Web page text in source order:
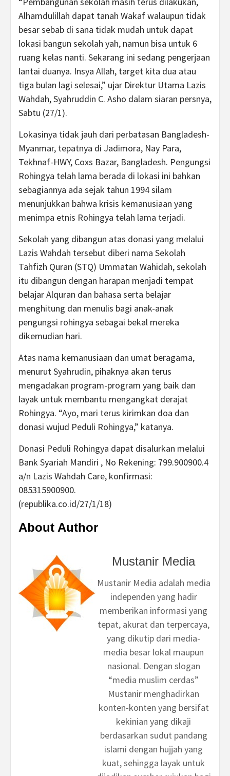
Alhamdulillah dapat tanah Wakaf walaupun tidak
besar sebab di sana tidak mudah untuk dapat
lokasi bangun sekolah yah, namun bisa untuk 6
ruang kelas nanti. Sekarang ini sedang pengerjaan
lantai duanya. Insya Allah, target kita dua atau
tiga bulan lagi selesai,” ujar Direktur Utama Lazis
Wahdah, Syahruddin C. Asho dalam siaran persnya,
Sabtu (27/1).
Lokasinya tidak jauh dari perbatasan Bangladesh-
Myanmar, tepatnya di Jadimora, Nay Para,
Tekhnaf-HWY, Coxs Bazar, Bangladesh. Pengungsi
Rohingya telah lama berada di lokasi ini bahkan
sebagiannya ada sejak tahun 1994 silam
menunjukkan bahwa krisis kemanusiaan yang
menimpa etnis Rohingya telah lama terjadi.
Sekolah yang dibangun atas donasi yang melalui
Lazis Wahdah tersebut diberi nama Sekolah
Tahfizh Quran (STQ) Ummatan Wahidah, sekolah
itu dibangun dengan harapan menjadi tempat
belajar Alquran dan bahasa serta belajar
menghitung dan menulis bagi anak-anak
pengungsi rohingya sebagai bekal mereka
dikemudian hari.
Atas nama kemanusiaan dan umat beragama,
menurut Syahrudin, pihaknya akan terus
mengadakan program-program yang baik dan
layak untuk membantu mengangkat derajat
Rohingya. “Ayo, mari terus kirimkan doa dan
donasi wujud Peduli Rohingya,” katanya.
Donasi Peduli Rohingya dapat disalurkan melalui
Bank Syariah Mandiri , No Rekening: 799.900900.4
a/n Lazis Wahdah Care, konfirmasi:
085315900900.
(republika.co.id/27/1/18)
About Author
Mustanir Media
Mustanir Media adalah media
independen yang hadir
memberikan informasi yang
tepat, akurat dan terpercaya,
yang dikutip dari media-
media besar lokal maupun
nasional. Dengan slogan
“media muslim cerdas”
Mustanir menghadirkan
konten-konten yang bersifat
kekinian yang dikaji
berdasarkan sudut pandang
islami dengan hujjah yang
kuat, sehingga layak untuk